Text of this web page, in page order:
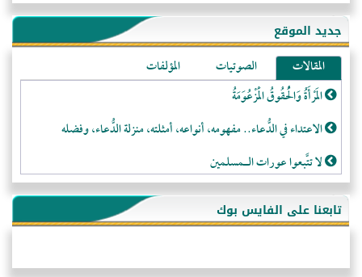
جديد الموقع
المقالات الصوتيات
المؤلفات
المَرْأَةُ وَالْحُقُوقُ الْمَزْعُوَمَةُ
الاعتداء في الدُّعاء.. مفهومه، أنواعه، أمثلته، منزلة الدُّعاء، وفضله
لا تتَّبعوا عورات الـمسلمين
فقه النَّصيحة عند الصَّحابة الكرام رضي الله عنهم
لَا عِزَّةَ إِلَّا بِالإِسْلَامِ
هذه سبيلنا فماذا تنقمون؟!
تابعنا على الفايس بوك